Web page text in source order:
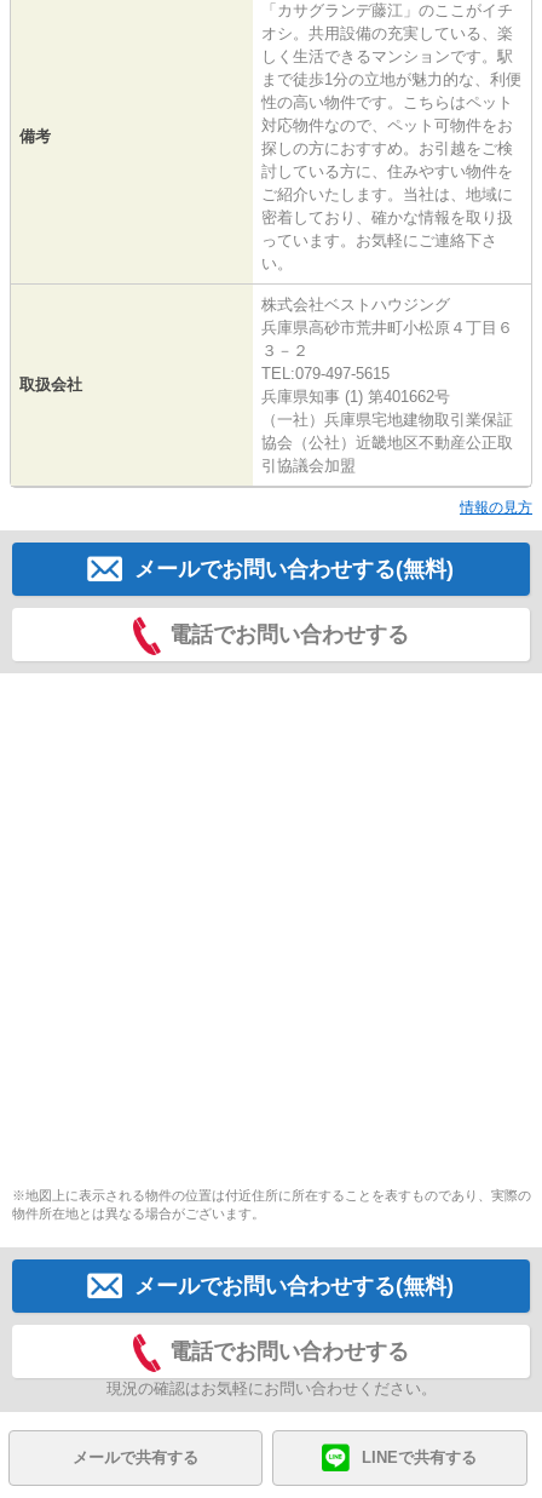
備考
「カサグランデ藤江」のここがイチ
オシ。共用設備の充実している、楽
しく生活できるマンションです。駅
まで徒歩1分の立地が魅力的な、利便
性の高い物件です。こちらはペット
対応物件なので、ペット可物件をお
探しの方におすすめ。お引越をご検
討している方に、住みやすい物件を
ご紹介いたします。当社は、地域に
密着しており、確かな情報を取り扱
っています。お気軽にご連絡下さ
い。
取扱会社
株式会社ベストハウジング
兵庫県高砂市荒井町小松原４丁目６
３－２
TEL:079-497-5615
兵庫県知事 (1) 第401662号
（一社）兵庫県宅地建物取引業保証
協会（公社）近畿地区不動産公正取
引協議会加盟
情報の見方
メールでお問い合わせする(無料)
電話でお問い合わせする
※地図上に表示される物件の位置は付近住所に所在することを表すものであり、実際の
物件所在地とは異なる場合がございます。
メールでお問い合わせする(無料)
電話でお問い合わせする
現況の確認はお気軽にお問い合わせください。
メールで共有する LINEで共有する